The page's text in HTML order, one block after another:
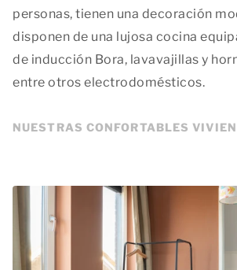
personas, tienen una decoración
disponen de una lujosa cocina
de inducción Bora, lavavajillas y
entre otros electrodomésticos.
NUESTRAS CONFORTABLES